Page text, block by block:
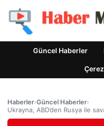
Güncel Haberler
Haberler›Güncel Haberler›
Ukrayna, ABD’den Rusya ile